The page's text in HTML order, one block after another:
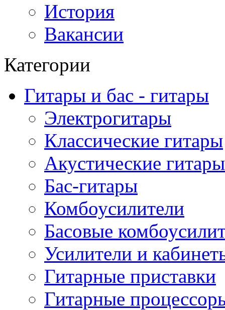
История
Вакансии
Категории
Гитары и бас - гитары
Электрогитары
Классические гитары
Акустические гитары
Бас-гитары
Комбоусилители
Басовые
Усилители и
Гитарные приставки
Гитарные